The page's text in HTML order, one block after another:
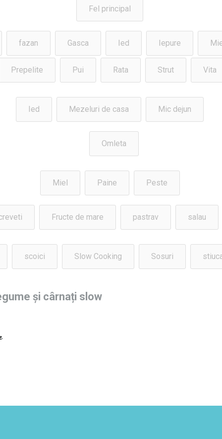
Fel principal
fazan Gasca Ied Iepure
Prepelite Pui Rata Strut Vita
Ied Mezeluri de casa Mic dejun
Omleta
Miel Paine Peste
Fructe de mare pastrav salau
scoici Slow Cooking Sosuri
și cârnați slow